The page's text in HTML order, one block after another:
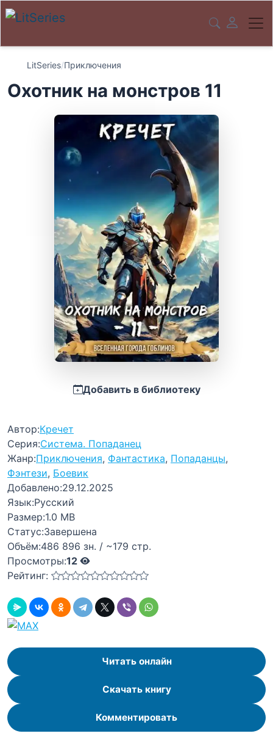
LitSeries/Приключения
Охотник на монстров 11
Добавить в библиотеку
Автор:Кречет
Серия:Система. Попаданец
Жанр:Приключения, Фантастика, Попаданцы,
Фэнтези, Боевик
Добавлено:29.12.2025
Язык:Русский
Размер:1.0 MB
Статус:Завершена
Объём:486 896 зн. / ~179 стр.
Просмотры:12
Рейтинг:
Читать онлайн
Скачать книгу
Комментировать